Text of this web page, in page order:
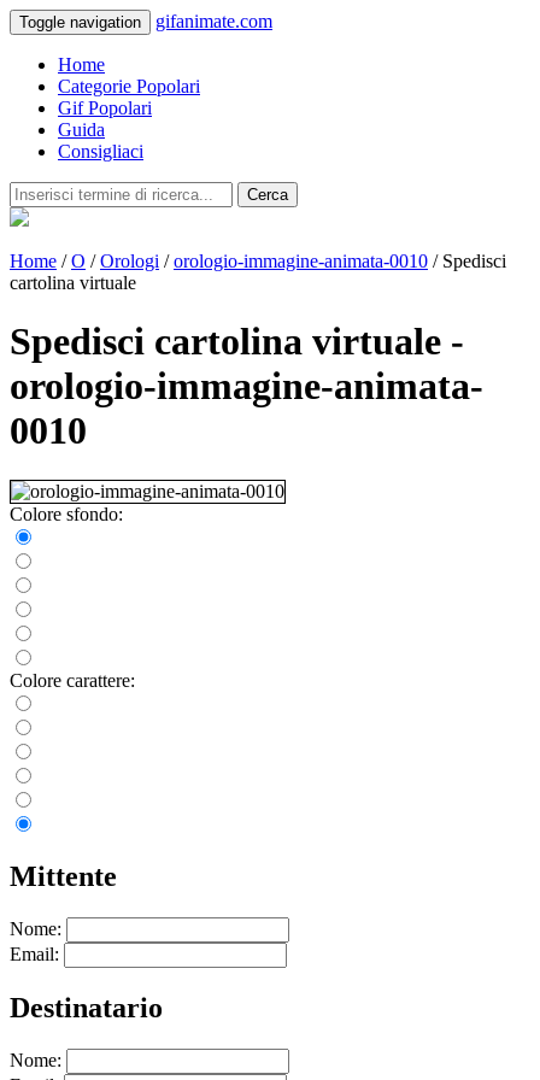
Toggle navigation gifanimate.com
Home
Categorie Popolari
Gif Popolari
Guida
Consigliaci
Cerca
Home /O /Orologi /orologio-immagine-animata-0010 / Spedisci
cartolina virtuale
Spedisci cartolina virtuale -
orologio-immagine-animata-
0010
Colore sfondo:
Colore carattere:
Mittente
Nome:
Email:
Destinatario
Nome: